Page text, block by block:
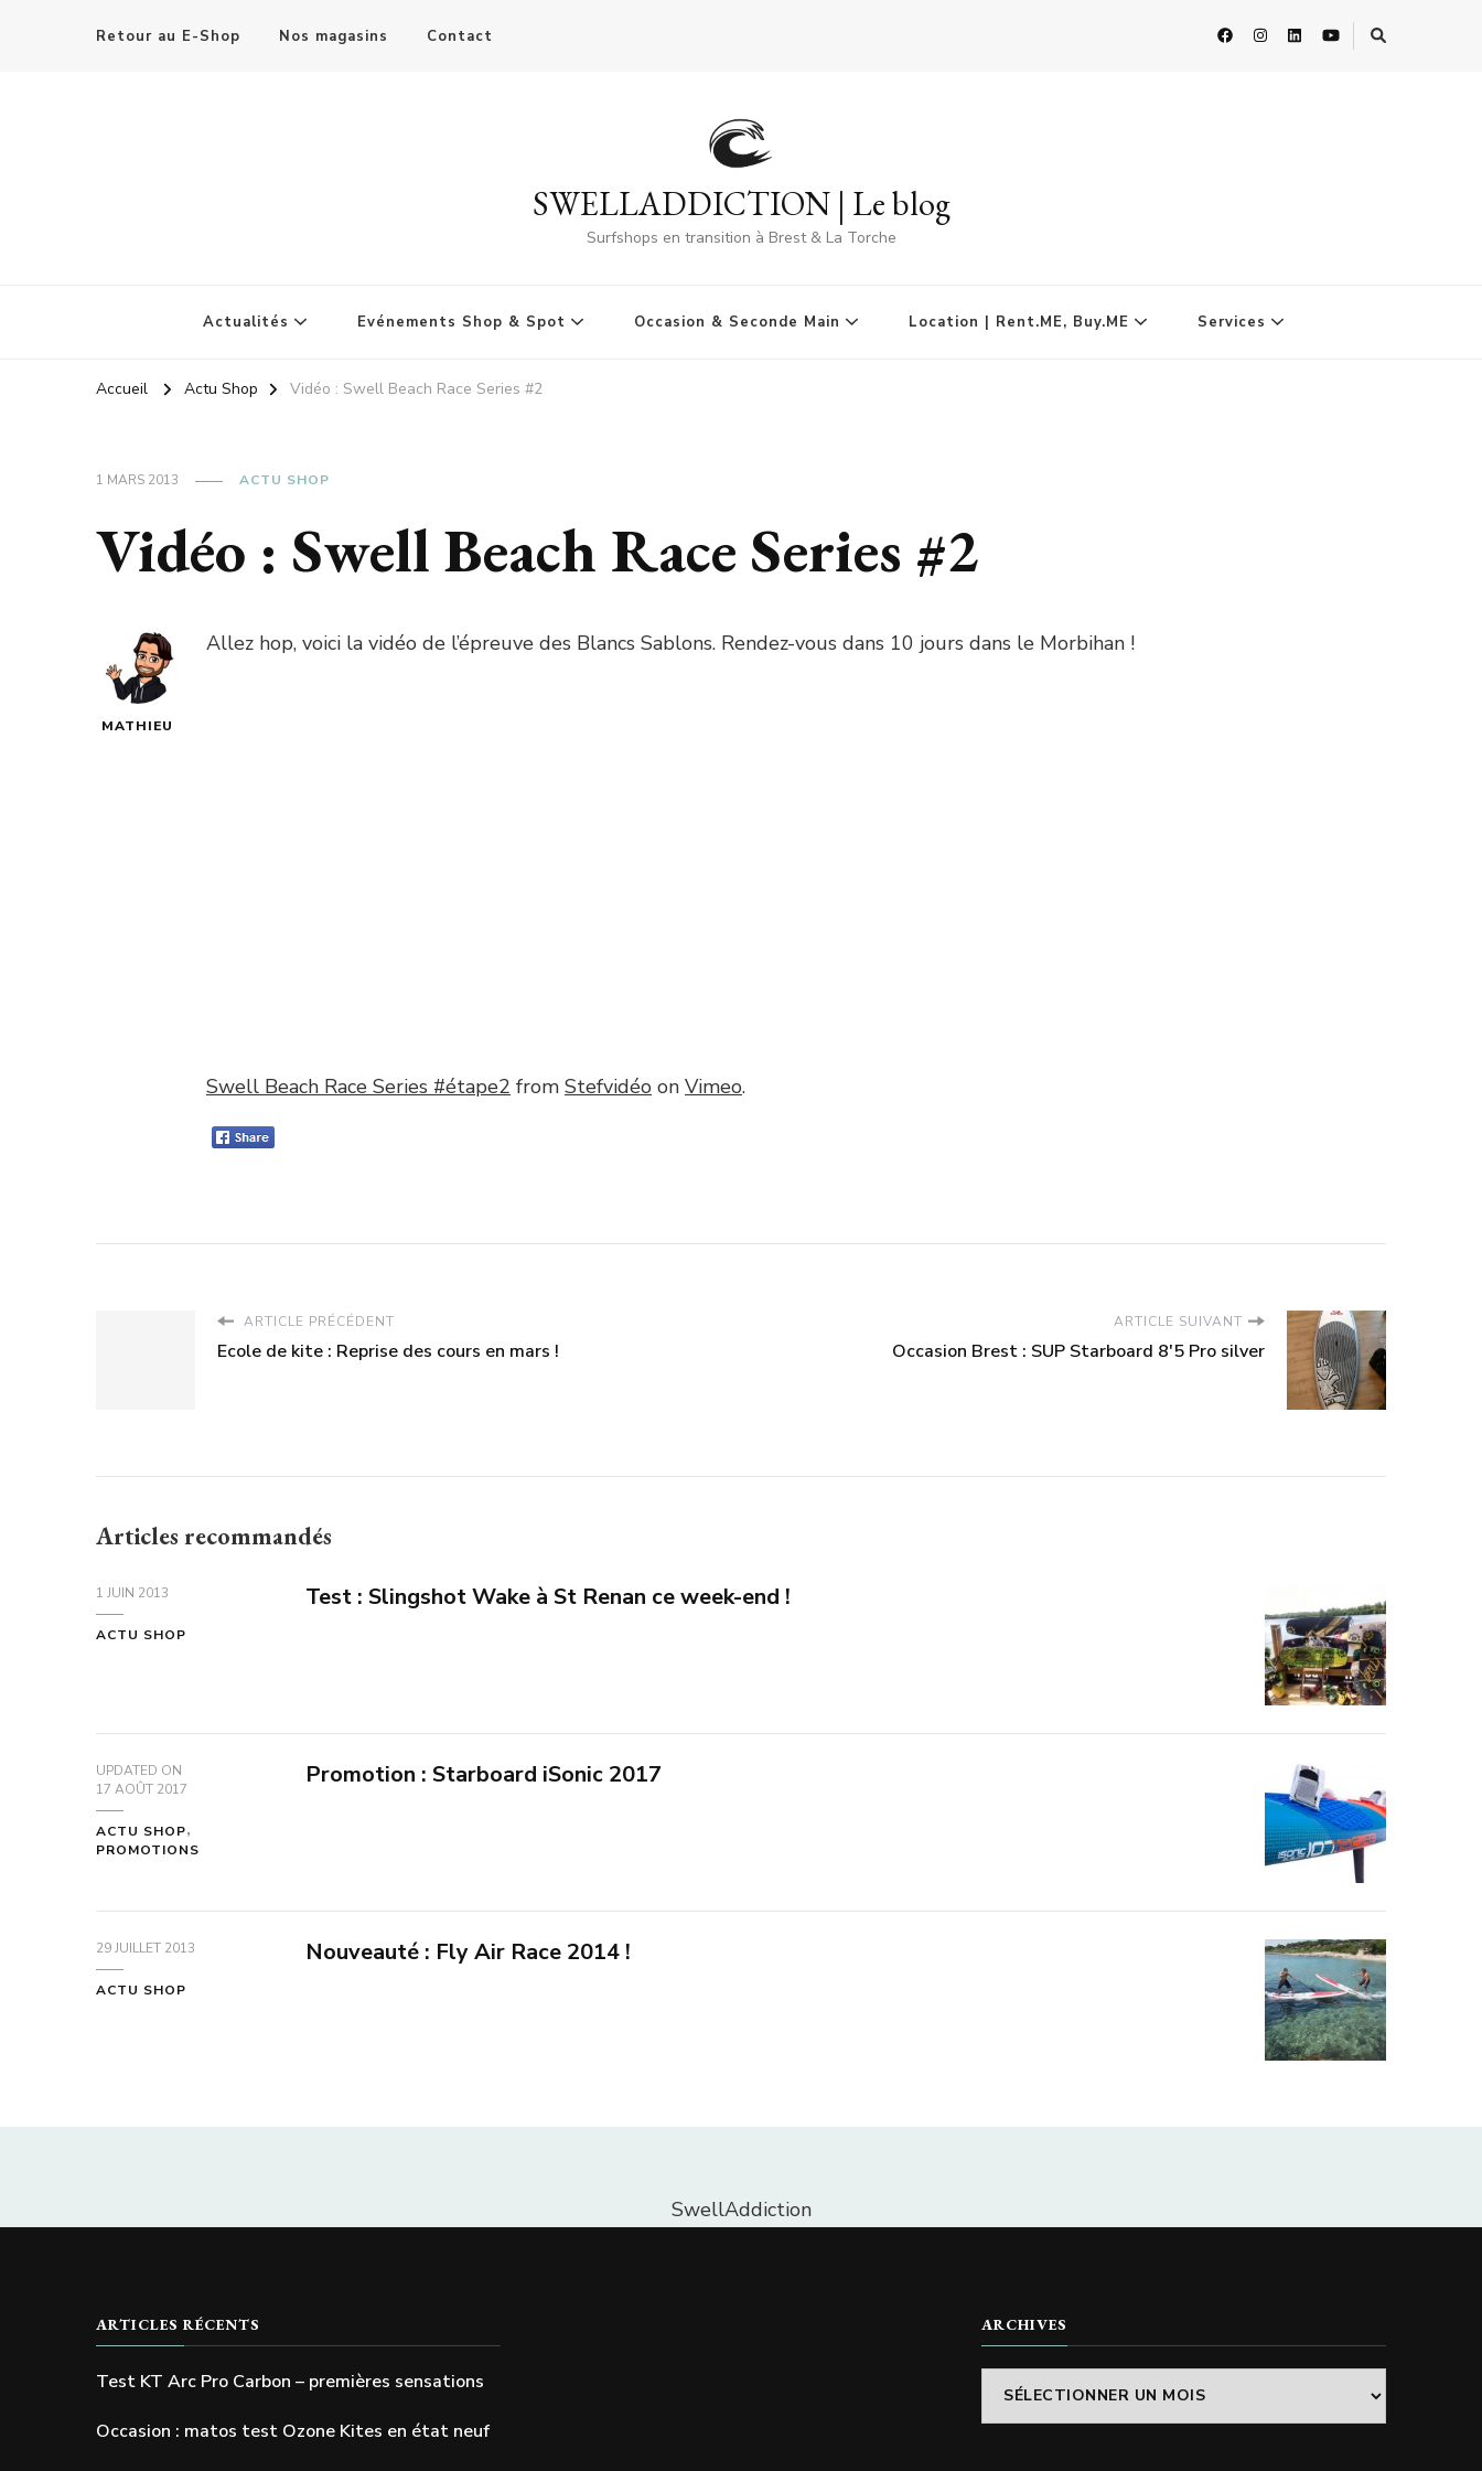
Retour au E-Shop Nos magasins Contact
SWELLADDICTION | Le blog
Surfshops en transition à Brest & La Torche
Actualités Evénements Shop & Spot Occasion & Seconde Main Location | Rent.ME, Buy.ME Services
Accueil Actu Shop Vidéo : Swell Beach Race Series #2
1 MARS 2013 ACTU SHOP
Vidéo : Swell Beach Race Series #2
MATHIEU
Allez hop, voici la vidéo de l’épreuve des Blancs Sablons. Rendez-vous dans 10 jours dans le Morbihan !
Swell Beach Race Series #étape2 from Stefvidéo on Vimeo.
ARTICLE PRÉCÉDENT
Ecole de kite : Reprise des cours en mars !
ARTICLE SUIVANT
Occasion Brest : SUP Starboard 8'5 Pro silver
Articles recommandés
1 JUIN 2013
ACTU SHOP
Test : Slingshot Wake à St Renan ce week-end !
UPDATED ON
17 AOÛT 2017
ACTU SHOP
PROMOTIONS
Promotion : Starboard iSonic 2017
29 JUILLET 2013
ACTU SHOP
Nouveauté : Fly Air Race 2014 !
SwellAddiction
ARTICLES RÉCENTS
Test KT Arc Pro Carbon – premières sensations
Occasion : matos test Ozone Kites en état neuf
ARCHIVES
Archives